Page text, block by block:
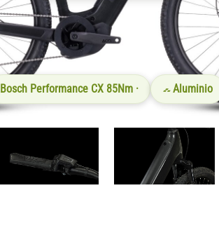
Bosch Performance CX 85Nm · Aluminio